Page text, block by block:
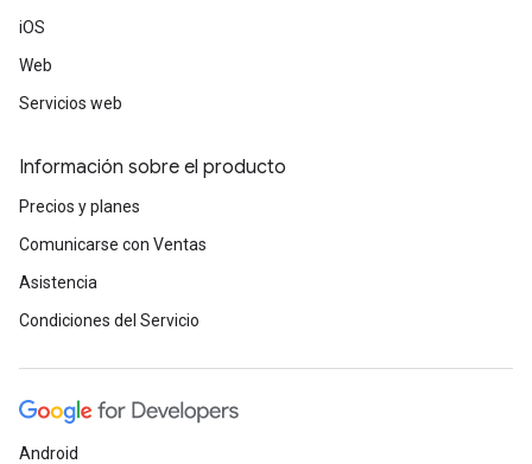
iOS
Web
Servicios web
Información sobre el producto
Precios y planes
Comunicarse con Ventas
Asistencia
Condiciones del Servicio
Android